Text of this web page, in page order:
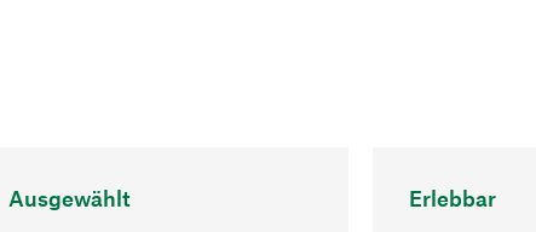
Ausgewählt Erlebbar